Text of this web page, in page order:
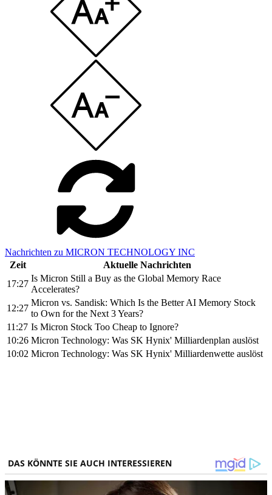
Nachrichten zu MICRON TECHNOLOGY INC
Zeit
Aktuelle Nachrichten
17:27
Is Micron Still a Buy as the Global Memory Race
Accelerates?
12:27
Micron vs. Sandisk: Which Is the Better AI Memory Stock
to Own for the Next 3 Years?
11:27 Is Micron Stock Too Cheap to Ignore?
10:26 Micron Technology: Was SK Hynix' Milliardenplan auslöst
10:02 Micron Technology: Was SK Hynix' Milliardenwette auslöst